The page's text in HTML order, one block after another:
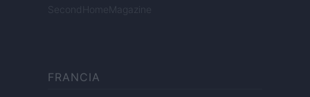
SecondHomeMagazine
FRANCIA